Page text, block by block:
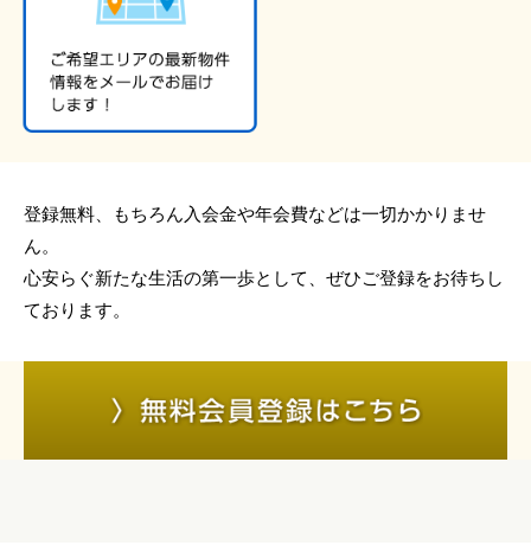
登録無料、もちろん入会金や年会費などは一切かかりませ
ん。
心安らぐ新たな生活の第一歩として、ぜひご登録をお待ちし
ております。